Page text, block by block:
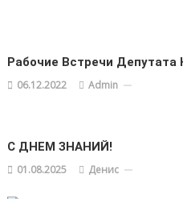
Рабочие Встречи Депутата
06.12.2022 Admin
С ДНЕМ ЗНАНИЙ!
01.08.2025 Денис